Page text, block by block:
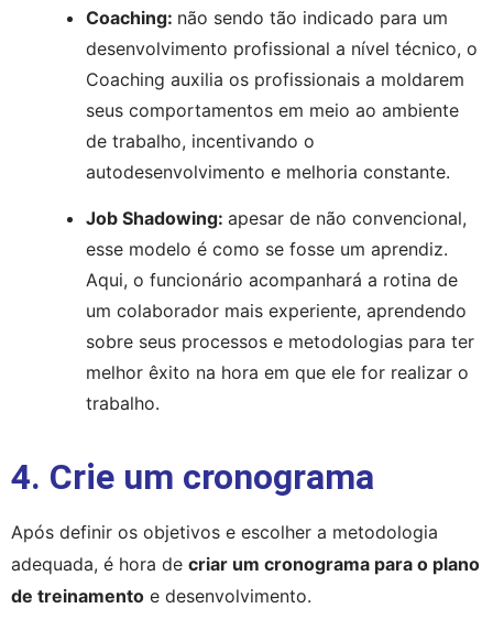
Coaching: não sendo tão indicado para um
desenvolvimento profissional a nível técnico, o
Coaching auxilia os profissionais a moldarem
seus comportamentos em meio ao ambiente
de trabalho, incentivando o
autodesenvolvimento e melhoria constante.
Job Shadowing: apesar de não convencional,
esse modelo é como se fosse um aprendiz.
Aqui, o funcionário acompanhará a rotina de
um colaborador mais experiente, aprendendo
sobre seus processos e metodologias para ter
melhor êxito na hora em que ele for realizar o
trabalho.
4. Crie um cronograma
Após definir os objetivos e escolher a metodologia
adequada, é hora de criar um cronograma para o plano
de treinamento e desenvolvimento.